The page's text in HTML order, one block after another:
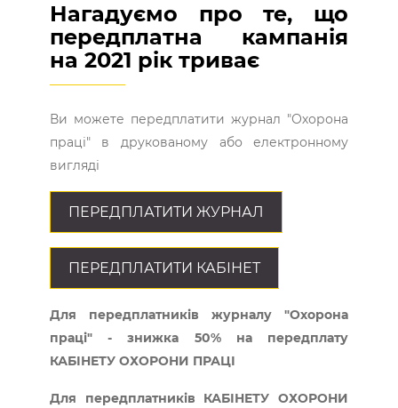
Нагадуємо про те, що
передплатна кампанія
на 2021 рік триває
Ви можете передплатити журнал "Охорона
праці" в друкованому або електронному
вигляді
ПЕРЕДПЛАТИТИ ЖУРНАЛ
ПЕРЕДПЛАТИТИ КАБІНЕТ
Для передплатників журналу "Охорона
праці" - знижка 50% на передплату
КАБІНЕТУ ОХОРОНИ ПРАЦІ
Для передплатників КАБІНЕТУ ОХОРОНИ